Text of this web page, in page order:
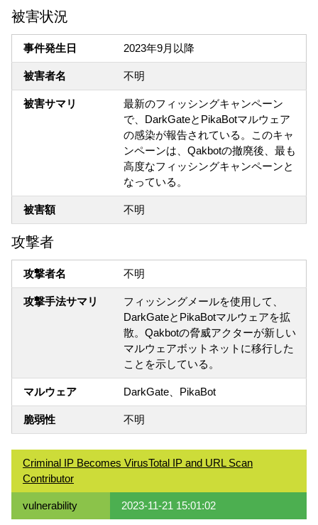
被害状況
事件発生日 2023年9月以降
被害者名 不明
被害サマリ
最新のフィッシングキャンペーン
で、DarkGateとPikaBotマルウェア
の感染が報告されている。このキャ
ンペーンは、Qakbotの撤廃後、最も
高度なフィッシングキャンペーンと
なっている。
被害額 不明
攻撃者
攻撃者名 不明
攻撃手法サマリ
フィッシングメールを使用して、
DarkGateとPikaBotマルウェアを拡
散。Qakbotの脅威アクターが新しい
マルウェアボットネットに移行した
ことを示している。
マルウェア DarkGate、PikaBot
脆弱性 不明
Criminal IP Becomes VirusTotal IP and URL Scan
Contributor
vulnerability 2023-11-21 15:01:02